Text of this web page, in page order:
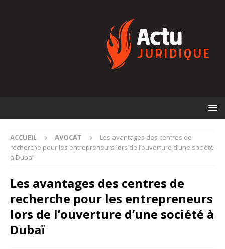
ACCUEIL AVOCAT
Les avantages des centres de
recherche pour les entrepreneurs lors de l’ouverture d’une société
à Dubaï
Les avantages des centres de
recherche pour les entrepreneurs
lors de l’ouverture d’une société à
Dubaï